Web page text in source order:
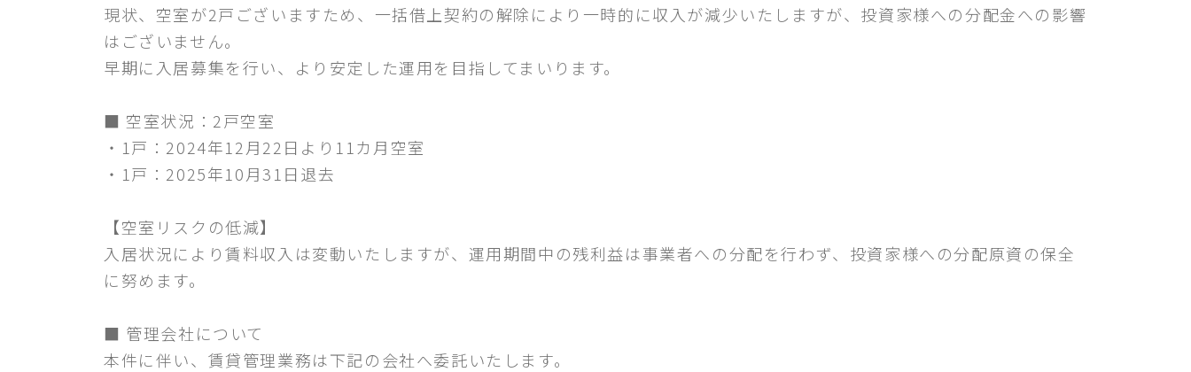
現状、空室が2戸ございますため、一括借上契約の解除により一時的に収入が減少いたしますが、投資家様への分配金への影響
はございません。
早期に入居募集を行い、より安定した運用を目指してまいります。
■ 空室状況：2戸空室
・1戸：2024年12月22日より11カ月空室
・1戸：2025年10月31日退去
【空室リスクの低減】
入居状況により賃料収入は変動いたしますが、運用期間中の残利益は事業者への分配を行わず、投資家様への分配原資の保全
に努めます。
■ 管理会社について
本件に伴い、賃貸管理業務は下記の会社へ委託いたします。